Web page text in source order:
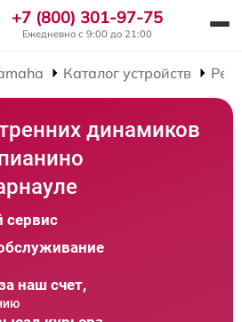
+7 (800) 301-97-75
Ежедневно с 9:00 до 21:00
Каталог устройств
динамиков
наш счет,